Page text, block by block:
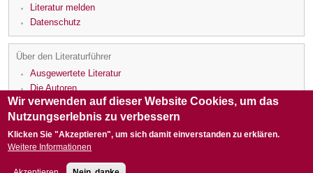
Literatur melden
Datenschutz
Über den Literaturführer
Ausgewertete Literatur
Die Autoren
Die Rezensenten
Wir verwenden auf dieser Website Cookies, um das
Nutzungserlebnis zu verbessern
Klicken Sie "Akzeptieren", um sich damit einverstanden zu erklären.
Weitere Informationen